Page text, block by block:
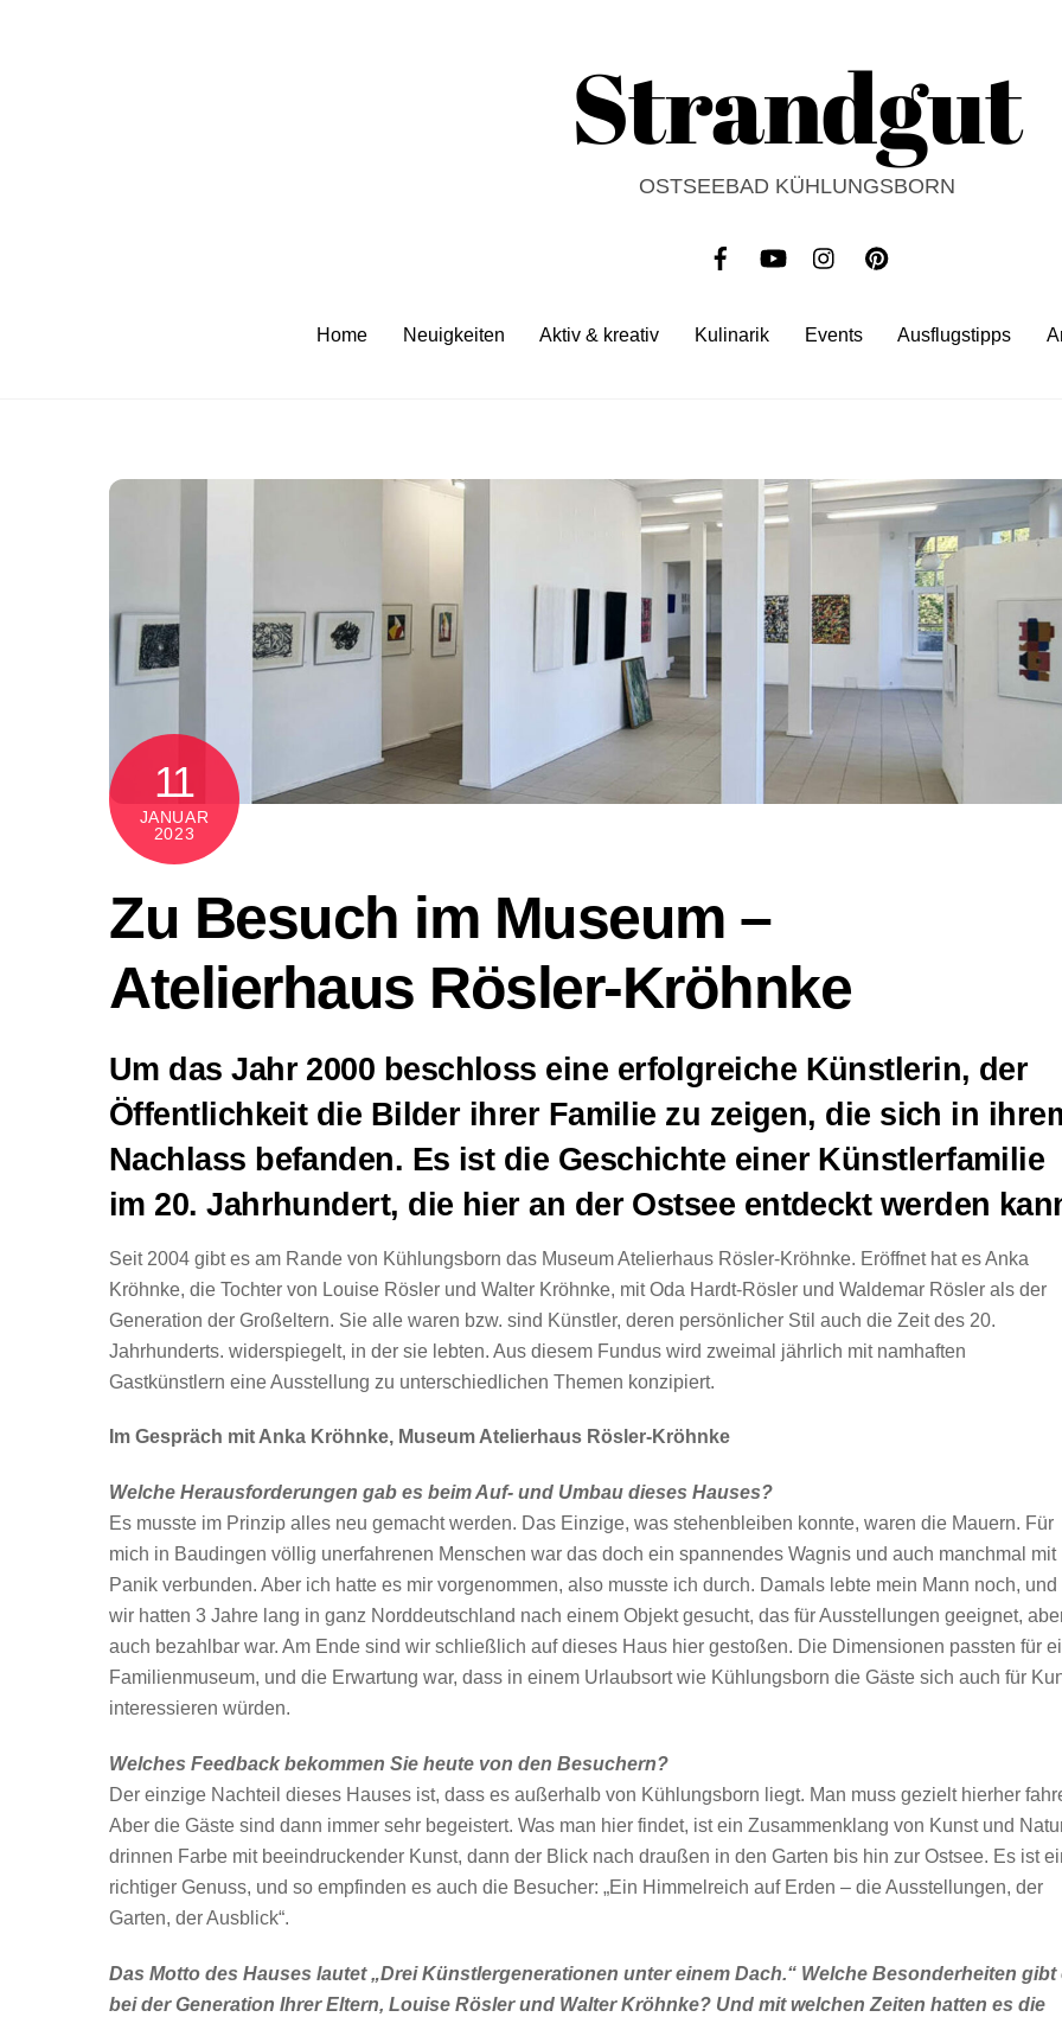
Strandgut
OSTSEEBAD KÜHLUNGSBORN
Home Neuigkeiten Aktiv & kreativ Kulinarik Events Ausflugstipps
11
JANUAR
2023
Zu Besuch im Museum –
Atelierhaus Rösler-Kröhnke
Um das Jahr 2000 beschloss eine erfolgreiche Künstlerin, der
Öffentlichkeit die Bilder ihrer Familie zu zeigen, die sich in
Nachlass befanden. Es ist die Geschichte einer Künstlerfamilie
im 20. Jahrhundert, die hier an der Ostsee entdeckt werden
Seit 2004 gibt es am Rande von Kühlungsborn das Museum Atelierhaus Rösler-Kröhnke. Eröffnet hat es Anka
Kröhnke, die Tochter von Louise Rösler und Walter Kröhnke, mit Oda Hardt-Rösler und Waldemar Rösler als der
Generation der Großeltern. Sie alle waren bzw. sind Künstler, deren persönlicher Stil auch die Zeit des 20.
Jahrhunderts. widerspiegelt, in der sie lebten. Aus diesem Fundus wird zweimal jährlich mit namhaften
Gastkünstlern eine Ausstellung zu unterschiedlichen Themen konzipiert.
Im Gespräch mit Anka Kröhnke, Museum Atelierhaus Rösler-Kröhnke
Welche Herausforderungen gab es beim Auf- und Umbau dieses Hauses?
Es musste im Prinzip alles neu gemacht werden. Das Einzige, was stehenbleiben konnte, waren die Mauern. Für
mich in Baudingen völlig unerfahrenen Menschen war das doch ein spannendes Wagnis und auch manchmal mit
Panik verbunden. Aber ich hatte es mir vorgenommen, also musste ich durch. Damals lebte mein Mann noch, und
wir hatten 3 Jahre lang in ganz Norddeutschland nach einem Objekt gesucht, das für Ausstellungen geeignet,
auch bezahlbar war. Am Ende sind wir schließlich auf dieses Haus hier gestoßen. Die Dimensionen passten für
Familienmuseum, und die Erwartung war, dass in einem Urlaubsort wie Kühlungsborn die Gäste sich auch für
interessieren würden.
Welches Feedback bekommen Sie heute von den Besuchern?
Der einzige Nachteil dieses Hauses ist, dass es außerhalb von Kühlungsborn liegt. Man muss gezielt hierher
Aber die Gäste sind dann immer sehr begeistert. Was man hier findet, ist ein Zusammenklang von Kunst und
drinnen Farbe mit beeindruckender Kunst, dann der Blick nach draußen in den Garten bis hin zur Ostsee. Es ist
richtiger Genuss, und so empfinden es auch die Besucher: „Ein Himmelreich auf Erden – die Ausstellungen, der
Garten, der Ausblick“.
Das Motto des Hauses lautet „Drei Künstlergenerationen unter einem Dach.“ Welche Besonderheiten gibt
bei der Generation Ihrer Eltern, Louise Rösler und Walter Kröhnke? Und mit welchen Zeiten hatten es die